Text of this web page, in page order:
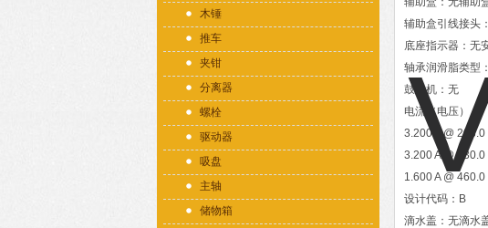
木锤
推车
夹钳
分离器
螺栓
驱动器
吸盘
主轴
储物箱
辅助盒引线接头
底座指示器：无
轴承润滑脂类型
鼓风机：无
电流（电压）：
3.200 A @ 208.0
3.200 A @ 230.0
1.600 A @ 460.0
设计代码：B
滴水盖：无滴水